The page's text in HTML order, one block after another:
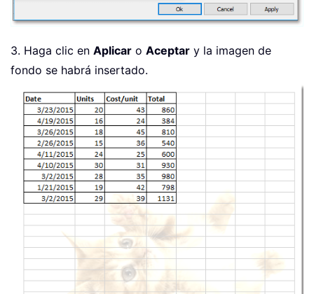
3. Haga clic en Aplicar o Aceptar y la imagen de
fondo se habrá insertado.